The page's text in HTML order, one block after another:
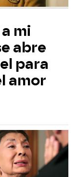
mi
abre
para
amor